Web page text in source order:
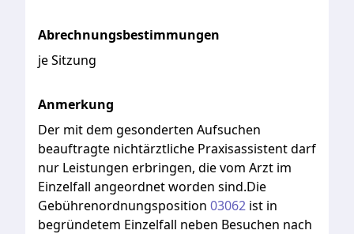
Abrechnungsbestimmungen
je Sitzung
Anmerkung
Der mitdem gesonderten Aufsuchen
beauftragte nichtärztliche Praxisassistentdarf
nur Leistungen erbringen, dievom Arzt im
Einzelfall angeordnetworden sind.Die
Gebührenordnungsposition 03062 ist in
begründetem Einzelfall neben Besuchen nach